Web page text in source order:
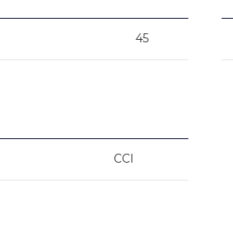
45
CCI